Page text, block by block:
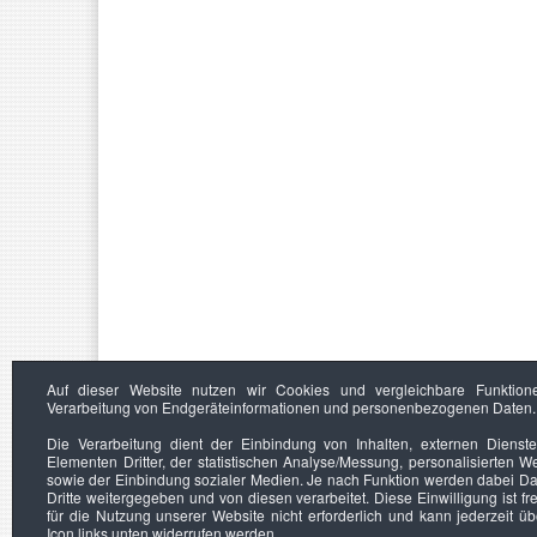
Auf dieser Website nutzen wir Cookies und vergleichbare
Verarbeitung von Endgeräteinformationen und personenbezogenen Daten.
Die Verarbeitung dient der Einbindung von Inhalten, externen
Elementen Dritter, der statistischen Analyse/Messung, personalisierten
sowie der Einbindung sozialer Medien. Je nach Funktion werden dabei
Dritte weitergegeben und von diesen verarbeitet. Diese Einwilligung ist
für die Nutzung unserer Website nicht erforderlich und kann jederzeit
Icon links unten widerrufen werden.